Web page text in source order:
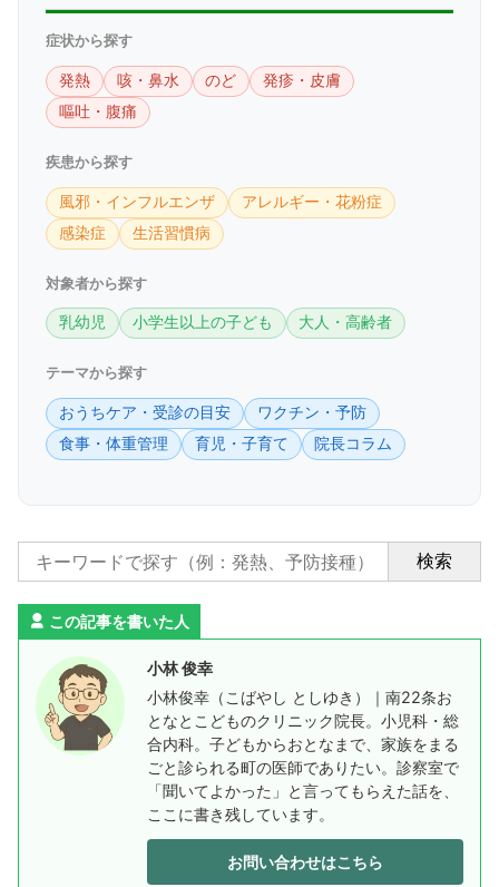
症状から探す
発熱 咳・鼻水 のど
発疹・皮膚
嘔吐・腹痛
疾患から探す
風邪・インフルエンザ
アレルギー・花粉症
感染症
生活習慣病
対象者から探す
乳幼児 小学生以上の子ども 大人・高齢者
テーマから探す
おうちケア・受診の目安
ワクチン・予防
食事・体重管理
育児・子育て 院長コラム
検索
この記事を書いた人
小林 俊幸
小林俊幸（こばやし としゆき）｜南22条お
となとこどものクリニック院長。小児科・総
合内科。子どもからおとなまで、家族をまる
ごと診られる町の医師でありたい。診察室で
「聞いてよかった」と言ってもらえた話を、
ここに書き残しています。
お問い合わせはこちら